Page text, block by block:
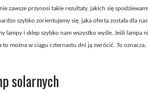
zawsze przynosi takie rezultaty, jakich się
szybko zorientujemy się, jaka oferta została dla nas
lampy i sklep szybko nam wszystko wyśle. Jeśli lampa
to można w ciągu czternastu dni ją zwrócić. To oznacza,
solarnych